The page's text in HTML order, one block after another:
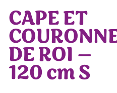
CAPE ET
DE ROI –
120 cm S